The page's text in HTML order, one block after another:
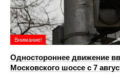
Внимание!
Одностороннее движение
Московского шоссе с 7